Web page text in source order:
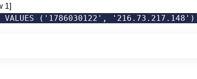
1]
('1786030122', '216.73.217.148')